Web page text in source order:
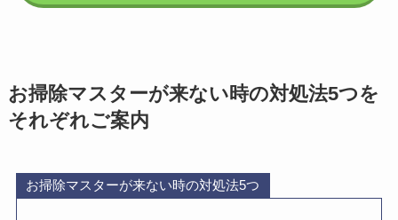
お掃除マスターが来ない時の対処法5つを
それぞれご案内
お掃除マスターが来ない時の対処法5つ